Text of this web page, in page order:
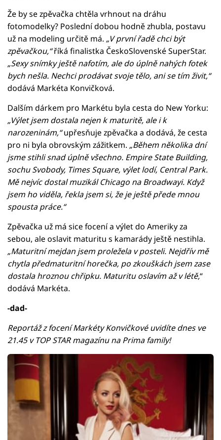
Že by se zpěvačka chtěla vrhnout na dráhu
fotomodelky? Poslední dobou hodně zhubla, postavu
už na modeling určitě má. „V první řadě chci být
zpěvačkou,“říká finalistka ČeskoSlovenské SuperStar.
„Sexy snímky ještě nafotím, ale do úplně nahých fotek
bych nešla. Nechci prodávat svoje tělo, ani se tím živit,“
dodává Markéta Konvičková.
Dalším dárkem pro Markétu byla cesta do New Yorku:
„Výlet jsem dostala nejen k maturitě, ale i k
narozeninám,“upřesňuje zpěvačka a dodává, že cesta
pro ni byla obrovským zážitkem. „Během několika dní
jsme stihli snad úplně všechno. Empire State Building,
sochu Svobody, Times Square, výlet lodí, Central Park.
Mě nejvíc dostal muzikál Chicago na Broadwayi. Když
jsem ho viděla, řekla jsem si, že je ještě přede mnou
spousta práce.“
Zpěvačka už má sice focení a výlet do Ameriky za
sebou, ale oslavit maturitu s kamarády ještě nestihla.
„Maturitní mejdan jsem proležela v posteli. Nejdřív mě
chytla předmaturitní horečka, po zkouškách jsem zase
dostala hroznou chřipku. Maturitu oslavím až v létě,“
dodává Markéta.
-dad-
Reportáž z focení Markéty Konvičkové uvidíte dnes ve
21.45 v TOP STAR magazínu na Prima family!